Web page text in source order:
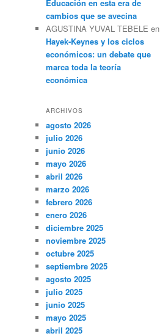
Educación en esta era de
cambios que se avecina
AGUSTINA YUVAL TEBELE en
Hayek-Keynes y los ciclos
económicos: un debate que
marca toda la teoría
económica
ARCHIVOS
agosto 2026
julio 2026
junio 2026
mayo 2026
abril 2026
marzo 2026
febrero 2026
enero 2026
diciembre 2025
noviembre 2025
octubre 2025
septiembre 2025
agosto 2025
julio 2025
junio 2025
mayo 2025
abril 2025